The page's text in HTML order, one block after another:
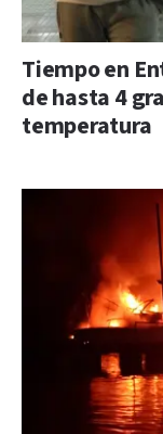
Tiempo en
de hasta 4
temperatura